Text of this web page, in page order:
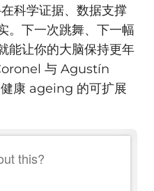
科学证据、数据支撑
。下一次跳舞、下一幅
能让你的大脑保持更年
与 Agustín
康 ageing 的可扩展